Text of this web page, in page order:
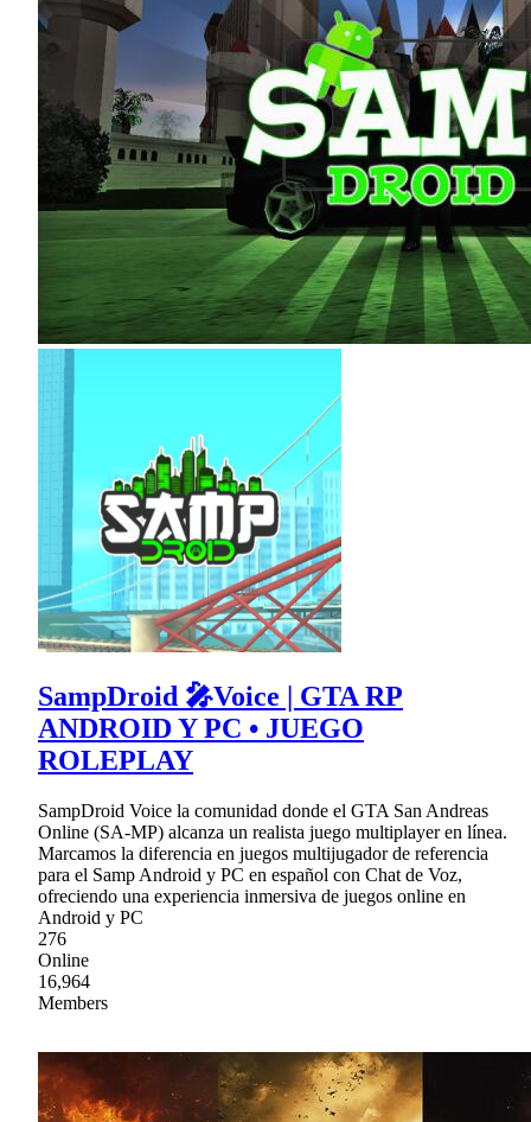
SampDroid 🎤Voice | GTA RP
ANDROID Y PC • JUEGO
ROLEPLAY
SampDroid Voice la comunidad donde el GTA San Andreas
Online (SA-MP) alcanza un realista juego multiplayer en línea.
Marcamos la diferencia en juegos multijugador de referencia
para el Samp Android y PC en español con Chat de Voz,
ofreciendo una experiencia inmersiva de juegos online en
Android y PC
276
Online
16,964
Members